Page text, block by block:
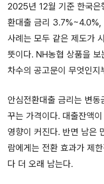
2025년 12월 기준 한국은
환대출 금리
사례는 모두 같은 제도가
뜻이다. NH농협 상품을
차수의 공고문이 무엇인지
안심전환대출 금리는 변
꾸는 가격이다. 대출잔액
영향이 커진다. 반면 남은
람에게는 전환 효과가 제
다 더 오래 남는다.